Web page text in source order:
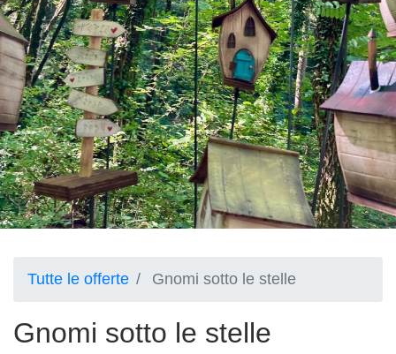
Tutte le offerte Gnomi sotto le stelle
Gnomi sotto le stelle